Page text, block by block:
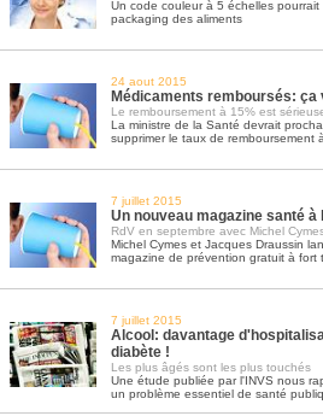
Un code couleur à 5 échelles
packaging des aliments
24 aout 2015
Médicaments remboursés: ça
Le remboursement à 15% est
La ministre de la Santé devrait
supprimer le taux de remboursement
7 juillet 2015
Un nouveau magazine santé à
RdV en septembre avec Michel
Michel Cymes et Jacques Draussin
magazine de prévention gratuit à fort
7 juillet 2015
Alcool: davantage
diabète !
Les plus âgés sont les plus touchés
Une étude publiée par l'INVS nous
un problème essentiel de santé